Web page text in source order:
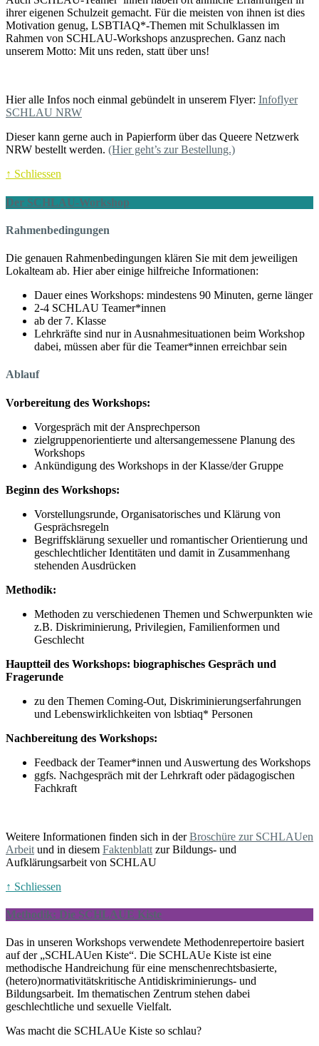
ihrer eigenen Schulzeit gemacht. Für die meisten von ihnen ist dies
Motivation genug, LSBTIAQ*-Themen mit Schulklassen im
Rahmen von SCHLAU-Workshops anzusprechen. Ganz nach
unserem Motto: Mit uns reden, statt über uns!
Hier alle Infos noch einmal gebündelt in unserem Flyer: Infoflyer
SCHLAU NRW
Dieser kann gerne auch in Papierform über das Queere Netzwerk
NRW bestellt werden. (Hier geht’s zur Bestellung.)
↑ Schliessen
Der SCHLAU-Workshop
Rahmenbedingungen
Die genauen Rahmenbedingungen klären Sie mit dem jeweiligen
Lokalteam ab. Hier aber einige hilfreiche Informationen:
Dauer eines Workshops: mindestens 90 Minuten, gerne länger
2-4 SCHLAU Teamer*innen
ab der 7. Klasse
Lehrkräfte sind nur in Ausnahmesituationen beim Workshop
dabei, müssen aber für die Teamer*innen erreichbar sein
Ablauf
Vorbereitung des Workshops:
Vorgespräch mit der Ansprechperson
zielgruppenorientierte und altersangemessene Planung des
Workshops
Ankündigung des Workshops in der Klasse/der Gruppe
Beginn des Workshops:
Vorstellungsrunde, Organisatorisches und Klärung von
Gesprächsregeln
Begriffsklärung sexueller und romantischer Orientierung und
geschlechtlicher Identitäten und damit in Zusammenhang
stehenden Ausdrücken
Methodik:
Methoden zu verschiedenen Themen und Schwerpunkten wie
z.B. Diskriminierung, Privilegien, Familienformen und
Geschlecht
Hauptteil des Workshops: biographisches Gespräch und
Fragerunde
zu den Themen Coming-Out, Diskriminierungserfahrungen
und Lebenswirklichkeiten von lsbtiaq* Personen
Nachbereitung des Workshops:
Feedback der Teamer*innen und Auswertung des Workshops
ggfs. Nachgespräch mit der Lehrkraft oder pädagogischen
Fachkraft
Weitere Informationen finden sich in derBroschüre zur SCHLAUen
Arbeit und in diesem Faktenblatt zur Bildungs- und
Aufklärungsarbeit von SCHLAU
↑ Schliessen
Methodik: Die SCHLAUE Kiste
Das in unseren Workshops verwendete Methodenrepertoire basiert
auf der „SCHLAUen Kiste“. Die SCHLAUe Kiste ist eine
methodische Handreichung für eine menschenrechtsbasierte,
(hetero)normativitätskritische Antidiskriminierungs- und
Bildungsarbeit. Im thematischen Zentrum stehen dabei
geschlechtliche und sexuelle Vielfalt.
Was macht die SCHLAUe Kiste so schlau?